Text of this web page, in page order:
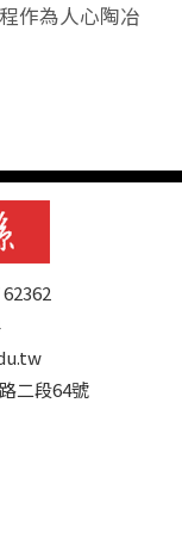
作為人心陶冶
62362
二段64號